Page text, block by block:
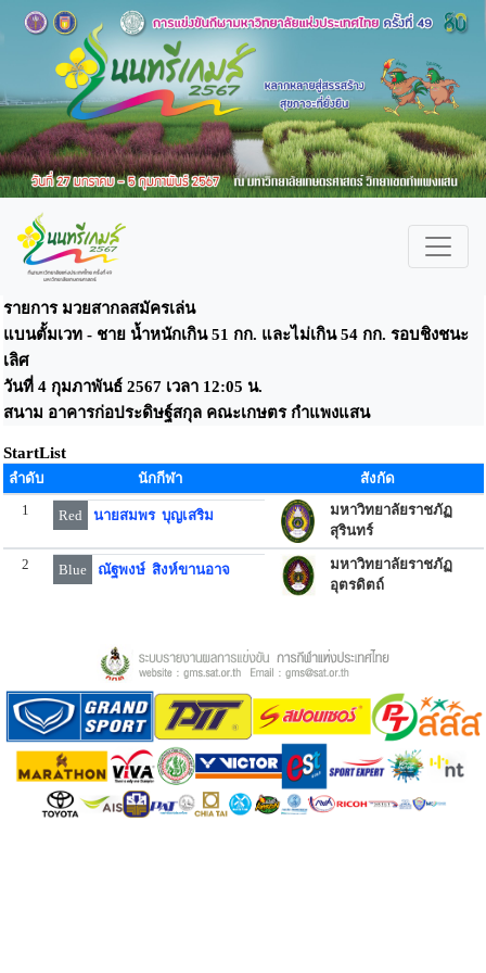
รายการ มวยสากลสมัครเล่น
แบนตั้มเวท - ชาย น้ำหนักเกิน 51 กก. และไม่เกิน 54 กก. รอบชิงชนะ
เลิศ
วันที่ 4 กุมภาพันธ์ 2567 เวลา 12:05 น.
สนาม อาคารก่อประดิษฐ์สกุล คณะเกษตร กำแพงแสน
StartList
ลำดับ นักกีฬา
สังกัด
1
Red นายสมพร บุญเสริม
มหาวิทยาลัยราชภัฏ
สุรินทร์
2 Blue ณัฐพงษ์ สิงห์ขานอาจ
มหาวิทยาลัยราชภัฏ
อุตรดิตถ์